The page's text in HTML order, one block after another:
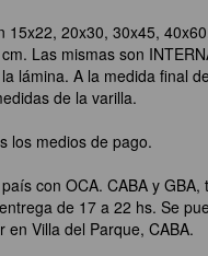
15x22, 20x30, 30x45,
Las mismas son
lámina. A la medida final
de la varilla.
los medios de pago.
con OCA. CABA y GBA,
de 17 a 22 hs. Se
en Villa del Parque, CABA.